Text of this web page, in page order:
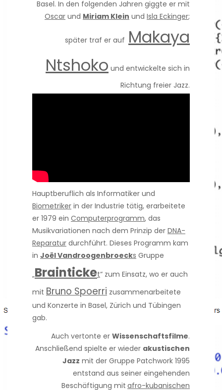
Basel. In den folgenden Jahren giggte er mit
Oscar und Miriam Klein und Isla Eckinger;
später traf er auf Makaya
Ntshoko und entwickelte sich in
Richtung freier Jazz.
Hauptberuflich als Informatiker und
Biometriker in der Industrie tätig, erarbeitete
er 1979 ein Computerprogramm, das
Musikvariationen nach dem Prinzip der DNA-
Reparatur durchführt. Dieses Programm kam
in Joël Vandroogenbroecks Gruppe
„Brainticket“ zum Einsatz, wo er auch
mit Bruno Spoerri zusammenarbeitete
und Konzerte in Basel, Zürich und Tübingen
gab.
Auch vertonte er Wissenschaftsfilme.
Anschließend spielte er wieder akustischen
Jazz mit der Gruppe Patchwork 1995
entstand aus seiner eingehenden
Beschäftigung mit afro-kubanischen